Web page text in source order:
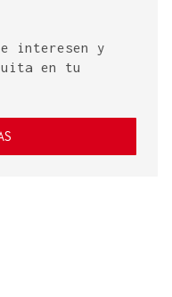
interesen y
en tu